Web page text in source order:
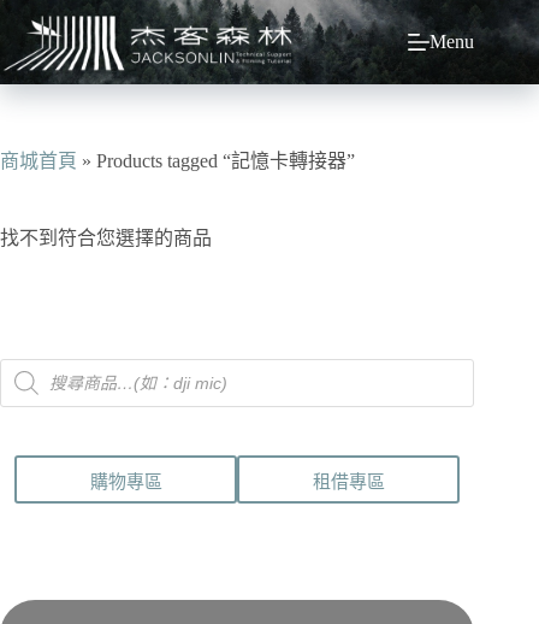
主
容
Menu
商城首頁 » Products tagged “記憶卡轉接器”
找不到符合您選擇的商品
Products
search
購物專區 租借專區